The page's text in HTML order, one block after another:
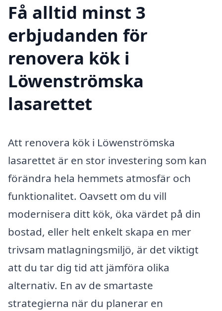
Få alltid minst 3
erbjudanden för
renovera kök i
Löwenströmska
lasarettet
Att renovera kök i Löwenströmska
lasarettet är en stor investering som kan
förändra hela hemmets atmosfär och
funktionalitet. Oavsett om du vill
modernisera ditt kök, öka värdet på din
bostad, eller helt enkelt skapa en mer
trivsam matlagningsmiljö, är det viktigt
att du tar dig tid att jämföra olika
alternativ. En av de smartaste
strategierna när du planerar en